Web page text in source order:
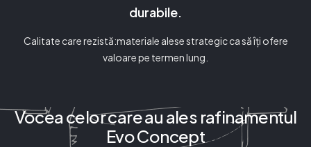
durabile.
Calitate care rezistă:materiale alese strategic ca să îți ofere
valoare pe termen lung.
Vocea celor care au ales rafinamentul
Evo Concept